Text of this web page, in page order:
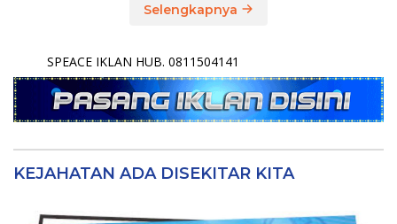
Selengkapnya
SPEACE IKLAN HUB. 0811504141
KEJAHATAN ADA DISEKITAR KITA